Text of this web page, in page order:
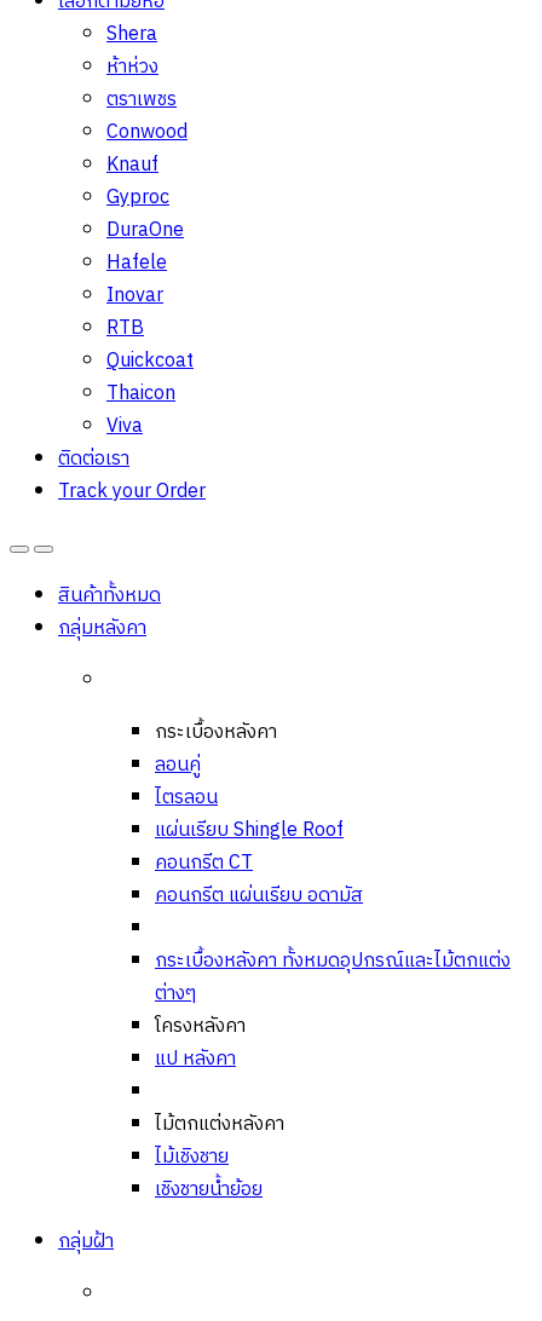
Shera
ห้าห่วง
ตราเพชร
Conwood
Knauf
Gyproc
DuraOne
Hafele
Inovar
RTB
Quickcoat
Thaicon
Viva
ติดต่อเรา
Track your Order
OpenClose
สินค้าทั้งหมด
กลุ่มหลังคา
กระเบื้องหลังคา
ลอนคู่
ไตรลอน
แผ่นเรียบ Shingle Roof
คอนกรีต CT
คอนกรีต แผ่นเรียบ อดามัส
กระเบื้องหลังคา ทั้งหมดอุปกรณ์และไม้ตกแต่ง
ต่างๆ
โครงหลังคา
แป หลังคา
ไม้ตกแต่งหลังคา
ไม้เชิงชาย
เชิงชายน้ำย้อย
กลุ่มฝ้า